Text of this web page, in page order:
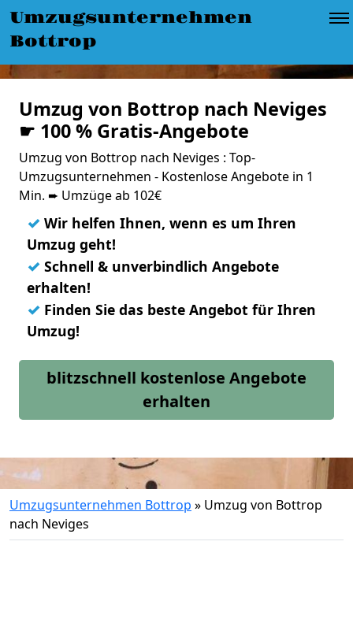
Umzugsunternehmen
Bottrop
Umzug von Bottrop nach Neviges
☛ 100 % Gratis-Angebote
Umzug von Bottrop nach Neviges : Top-
Umzugsunternehmen - Kostenlose Angebote in 1
Min. ➨ Umzüge ab 102€
✓ Wir helfen Ihnen, wenn es um Ihren
Umzug geht!
✓ Schnell & unverbindlich Angebote
erhalten!
✓ Finden Sie das beste Angebot für Ihren
Umzug!
blitzschnell kostenlose Angebote
erhalten
Umzugsunternehmen Bottrop » Umzug von Bottrop
nach Neviges